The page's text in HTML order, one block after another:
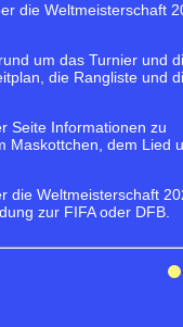
die Weltmeisterschaft
um das Turnier und
die Rangliste und
Seite Informationen zu
Maskottchen, dem Lied
die Weltmeisterschaft
zur FIFA oder DFB.